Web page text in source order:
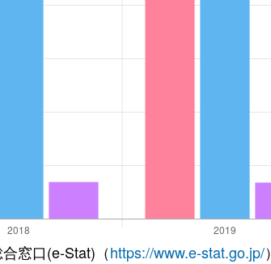
窓口(e-Stat)（https://www.e-stat.go.jp/）